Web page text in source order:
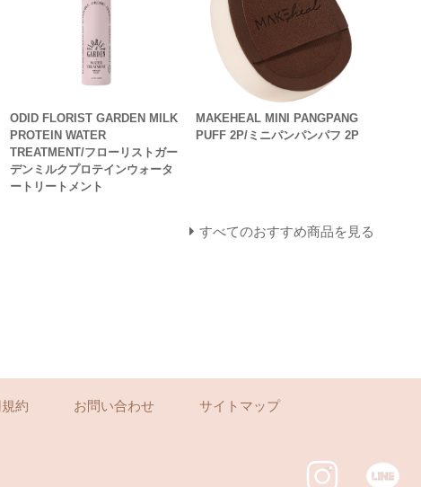
ODID FLORIST GARDEN MILK
PROTEIN WATER
TREATMENT/フローリストガー
デンミルクプロテインウォータ
ートリートメント
MAKEHEAL MINI PANGPANG
PUFF 2P/ミニパンパンパフ 2P
すべてのおすすめ商品を見る
約 お問い合わせ サイトマップ